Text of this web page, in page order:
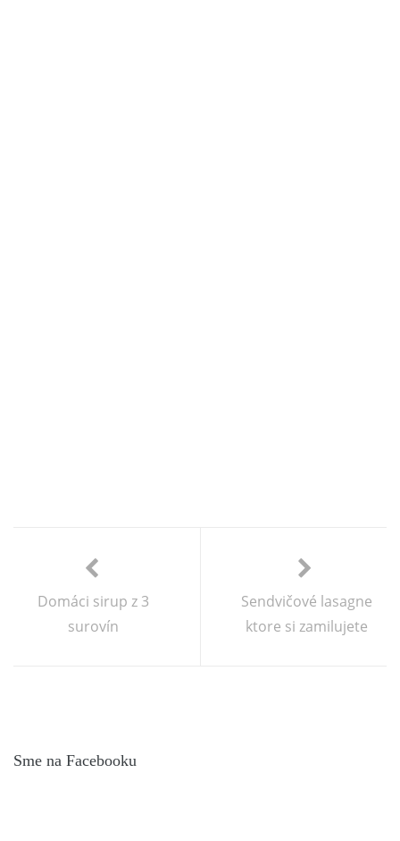
Domáci sirup z 3
surovín
Sendvičové lasagne
ktore si zamilujete
Sme na Facebooku